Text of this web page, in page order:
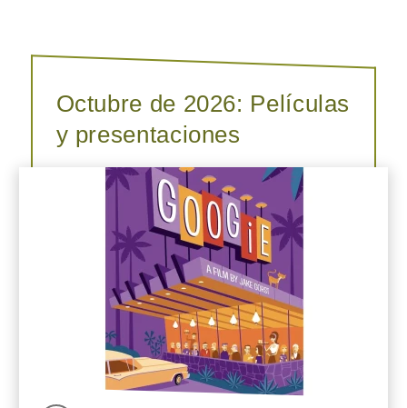
Octubre de 2026: Películas
y presentaciones